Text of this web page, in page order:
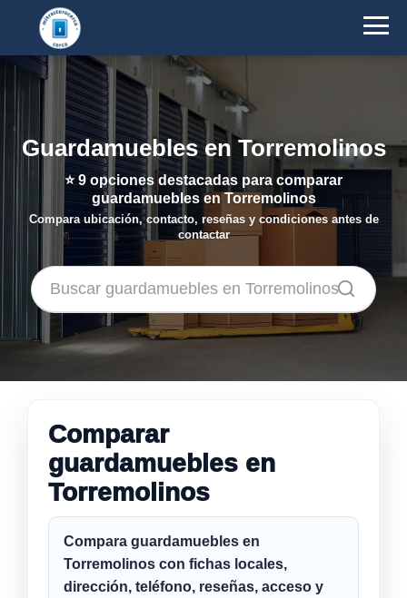
Guardamuebles en Torremolinos
⭐9 opciones destacadas para comparar
guardamuebles en Torremolinos
Compara ubicación, contacto, reseñas y condiciones antes de
contactar
Comparar
guardamuebles en
Torremolinos
Compara guardamuebles en
Torremolinos con fichas locales,
dirección, teléfono, reseñas, acceso y